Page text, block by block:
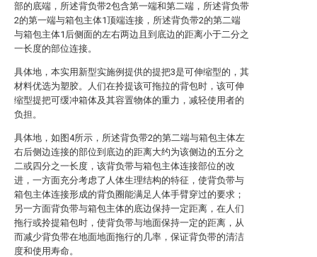
部的底端，所述背负带2包含第一端和第二端，所述背负带
2的第一端与箱包主体1顶端连接，所述背负带2的第二端
与箱包主体1后侧面的左右两边且到底边的距离小于二分之
一长度的部位连接。
具体地，本实用新型实施例提供的提把3是可伸缩型的，其
材料优选为塑胶。人们在拎提该可拖拉的背包时，该可伸
缩型提把可缓冲箱体及其容置物体的重力，减轻使用者的
负担。
具体地，如图4所示，所述背负带2的第二端与箱包主体左
右后侧边连接的部位到底边的距离大约为该侧边的五分之
二或四分之一长度，该背负带与箱包主体连接部位的改
进，一方面充分考虑了人体生理结构的特征，使背负带与
箱包主体连接形成的背负圈能满足人体手臂穿过的要求；
另一方面背负带与箱包主体的底边保持一定距离，在人们
拖行或拎提箱包时，使背负带与地面保持一定的距离，从
而减少背负带在地面地面拖行的几率，保证背负带的清洁
度和使用寿命。